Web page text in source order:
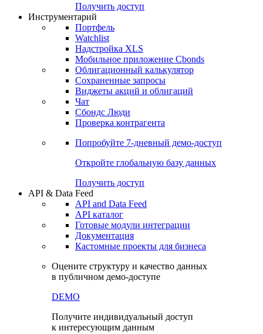
Получить доступ
Инструментарий
Портфель
Watchlist
Надстройка XLS
Мобильное приложение Cbonds
Облигационный калькулятор
Сохраненные запросы
Виджеты акций и облигаций
Чат
Сбондс Люди
Проверка контрагента
Попробуйте 7-дневный демо-доступ
Откройте глобальную базу данных
Получить доступ
API & Data Feed
API and Data Feed
API каталог
Готовые модули интеграции
Документация
Кастомные проекты для бизнеса
Оцените структуру и качество данных
в публичном демо-доступе
DEMO
Получите индивидуальный доступ
к интересующим данным